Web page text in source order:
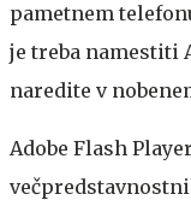
pametnem
je treba namestiti
naredite v
Adobe Flash